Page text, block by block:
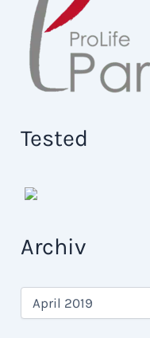
Tested
Archiv
A